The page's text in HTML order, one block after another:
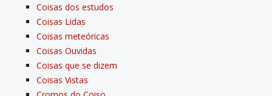
Coisas dos estudos
Coisas Lidas
Coisas meteóricas
Coisas Ouvidas
Coisas que se dizem
Coisas Vistas